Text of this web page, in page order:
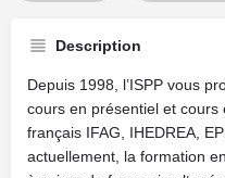
Description
Depuis 1998, l’ISPP vous
cours en présentiel et cours
français IFAG, IHEDREA,
actuellement, la formation